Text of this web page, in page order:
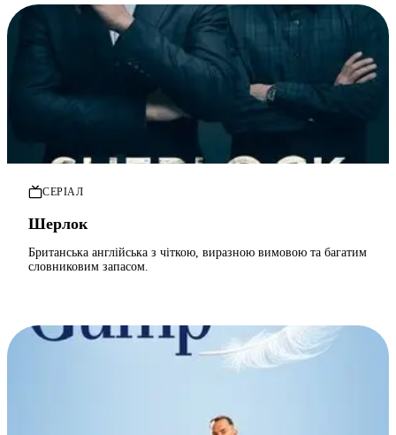
СЕРІАЛ
Шерлок
Британська англійська з чіткою, виразною вимовою та багатим
словниковим запасом.